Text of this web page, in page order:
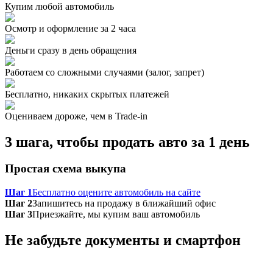
Купим любой автомобиль
Осмотр и оформление за 2 часа
Деньги сразу в день обращения
Работаем со сложными случаями (залог, запрет)
Бесплатно, никаких скрытых платежей
Оцениваем дороже, чем в Trade‑in
3 шага, чтобы продать авто за 1 день
Простая схема выкупа
Шаг 1Бесплатно оцените автомобиль на сайте
Шаг 2Запишитесь на продажу в ближайший офис
Шаг 3Приезжайте, мы купим ваш автомобиль
Не забудьте документы и смартфон